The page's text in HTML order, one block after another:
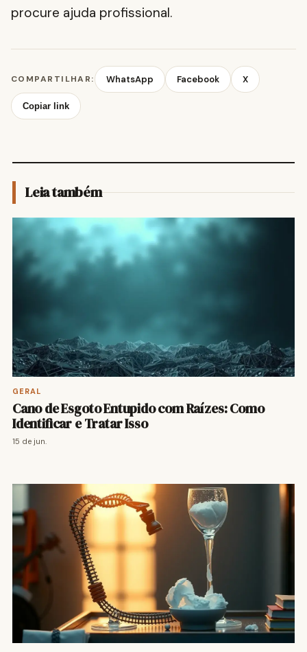
procure ajuda profissional.
COMPARTILHAR: WhatsApp Facebook X
Copiar link
Leia também
GERAL
Cano de Esgoto Entupido com Raízes: Como
Identificar e Tratar Isso
15 de jun.